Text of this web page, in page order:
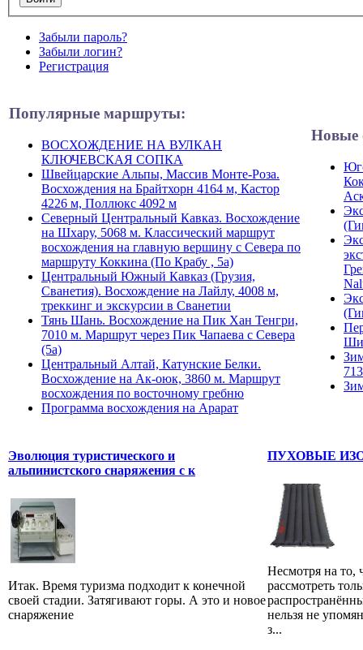
Забыли пароль?
Забыли логин?
Регистрация
Популярные маршруты:
ВОСХОЖДЕНИЕ НА ВУЛКАН
КЛЮЧЕВСКАЯ СОПКА
Швейцарские Альпы, Массив Монте-Роза.
Восхождения на Брайтхорн 4164 м, Кастор
4226 м, Поллюкс 4092 м
Северный Центральный Кавказ. Восхождение
на Шхару, 5068 м. Классический маршрут
восхождения на главную вершину с Севера по
маршруту Коккина (По Крабу , 5а)
Центральный Южный Кавказ (Грузия,
Сванетия). Восхождение на Лайлу, 4008 м,
треккинг и экскурсии в Сванетии
Тянь Шань. Восхождение на Пик Хан Тенгри,
7010 м. Маршрут через Пик Чапаева с Севера
(5а)
Центральный Алтай, Катунские Белки.
Восхождение на Ак-оюк, 3860 м. Маршрут
восхождения по восточному гребню
Программа восхождения на Арарат
Новые
Эволюция туристического и
альпинистского снаряжения с к
Итак. Время туризма подходит к конечной
своей стадии. Затягивают горы. А это и новое
снаряжение
ПУХОВЫЕ
Несмотря на то,
рассмотреть
нельзя не
з...